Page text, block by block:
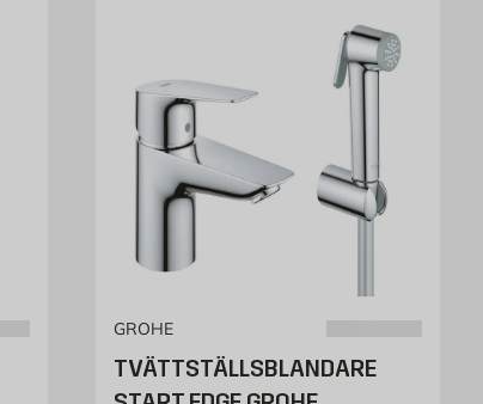
stil. Oavsett om du renoverar eller bara
GROHE
TVÄTTSTÄLLSBLANDARE